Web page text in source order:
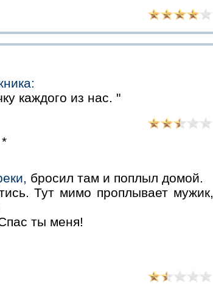
каждого из нас. "
бросил там и поплыл домой.
Тут мимо проплывает мужик,
ты меня!